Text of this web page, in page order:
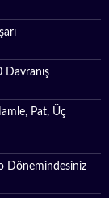
Pat, Üç
Dönemindesiniz